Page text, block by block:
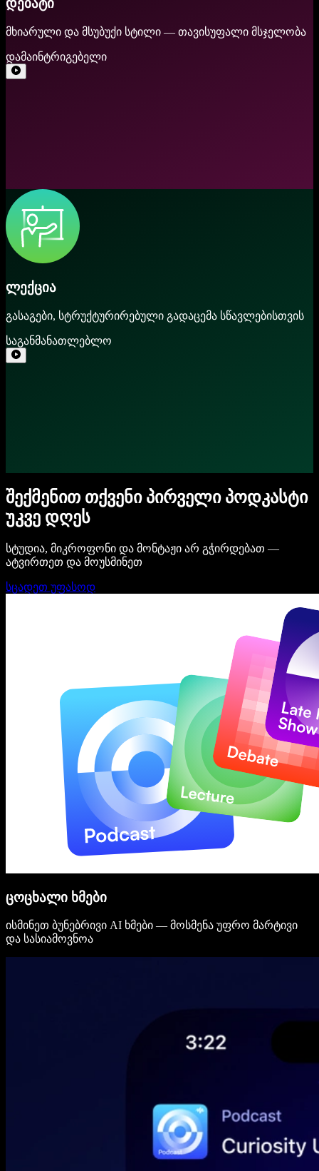
დებატი
მხიარული და მსუბუქი სტილი — თავისუფალი მსჯელობა
დამაინტრიგებელი
ლექცია
გასაგები, სტრუქტურირებული გადაცემა სწავლებისთვის
საგანმანათლებლო
შექმენით თქვენი პირველი პოდკასტი
უკვე დღეს
სტუდია, მიკროფონი და მონტაჟი არ გჭირდებათ —
ატვირთეთ და მოუსმინეთ
სცადეთ უფასოდ
ცოცხალი ხმები
ისმინეთ ბუნებრივი AI ხმები — მოსმენა უფრო მარტივი
და სასიამოვნოა